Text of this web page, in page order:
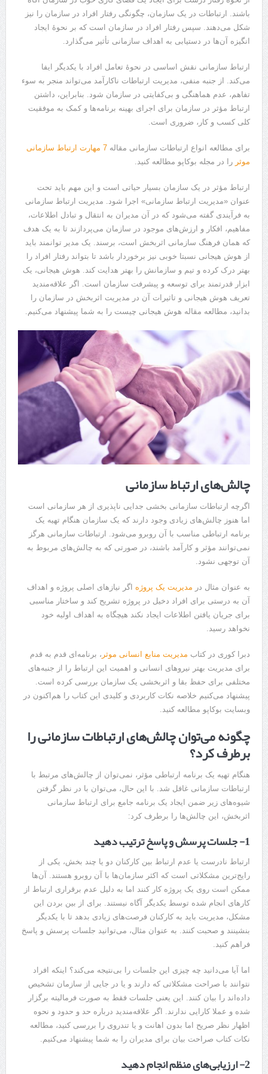
باشند. ارتباطات در یک سازمان، چگونگی رفتار افراد در سازمان را نیز
شکل می‌دهند. سپس رفتار افراد در سازمان است که بر نحوۀ ایجاد
انگیزه آن‌ها در دستیابی به اهداف سازمانی تأثیر می‌گذارد.
ارتباط سازمانی نقش اساسی در نحوۀ تعامل افراد با یکدیگر ایفا
می‌کند. از جنبه منفی، مدیریت ارتباطات ناکارآمد می‌تواند منجر به سوء
تفاهم، عدم هماهنگی و بی‌کفایتی در سازمان شود. بنابراین، داشتن
ارتباط مؤثر در سازمان برای اجرای بهینه برنامه‌ها و کمک به موفقیت
کلی کسب و کار، ضروری است.
برای مطالعه انواع ارتباطات سازمانی مقاله
7 مهارت ارتباط سازمانی
موثر را در مجله بوکاپو مطالعه کنید.
ارتباط مؤثر در یک سازمان بسیار حیاتی است و این مهم باید تحت
عنوان «مدیریت ارتباط سازمانی» اجرا شود. مدیریت ارتباط سازمانی
به فرآیندی گفته می‌شود که در آن مدیران به انتقال و تبادل اطلاعات،
مفاهیم، افکار و ارزش‌های موجود در سازمان می‌پردازند تا به یک هدف
که همان فرهنگ سازمانی اثربخش است، برسند. یک مدیر توانمند باید
از هوش هیجانی نسبتا خوبی نیز برخوردار باشد تا بتواند رفتار افراد را
بهتر درک کرده و تیم و سازمانش را بهتر هدایت کند. هوش هیجانی، یک
ابزار قدرتمند برای توسعه و پیشرفت سازمان است. اگر علاقه‌مندید
تعریف هوش هیجانی و تاثیرات آن در مدیریت اثربخش در سازمان را
بدانید، مطالعه مقاله هوش هیجانی چیست را به شما پیشنهاد می‌کنیم.
چالش‌های ارتباط سازمانی
اگرچه ارتباطات سازمانی بخشی جدایی ناپذیری از هر سازمانی است
اما هنوز چالش‌های زیادی وجود دارند که یک سازمان هنگام تهیه یک
برنامه ارتباطی مناسب با آن روبرو می‌شود. ارتباطات سازمانی هرگز
نمی‌توانند مؤثر و کارآمد باشند، در صورتی که به چالش‌های مربوط به
آن توجهی نشود.
به عنوان مثال در مدیریت یک پروژه اگر نیازهای اصلی پروژه و اهداف
آن به درستی برای افراد دخیل در پروژه تشریح کند و ساختار مناسبی
برای جریان یافتن اطلاعات ایجاد نکند هیچگاه به اهداف اولیه خود
نخواهد رسید.
دبرا کوری در کتاب مدیریت منابع انسانی موثر ، برنامه‌ای قدم به قدم
برای مدیریت بهتر نیروهای انسانی و اهمیت این ارتباط را از جنبه‌های
مختلفی برای حفظ بقا و اثربخشی یک سازمان بررسی کرده ‌است.
پیشنهاد می‌کنیم خلاصه نکات کاربردی و کلیدی این کتاب را هم‌اکنون در
وبسایت بوکاپو مطالعه کنید.
چگونه می‌توان چالش‌های ارتباطات سازمانی را
برطرف کرد؟
هنگام تهیه یک برنامه ارتباطی مؤثر، نمی‌توان از چالش‌های مرتبط با
ارتباطات سازمانی غافل شد. با این حال، می‌توان با در نظر گرفتن
شیوه‌های زیر ضمن ایجاد یک برنامه جامع برای ارتباط سازمانی
اثربخش، این چالش‌ها را برطرف کرد:
1- جلسات پرسش و پاسخ ترتیب دهید
ارتباط نادرست یا عدم ارتباط بین کارکنان دو یا چند بخش، یکی از
رایج‌ترین مشکلاتی است که اکثر سازمان‌ها با آن روبرو هستند. آن‌ها
ممکن است روی یک پروژه کار کنند اما به دلیل عدم برقراری ارتباط از
کارهای انجام شده توسط یکدیگر آگاه نیستند. برای از بین بردن این
مشکل، مدیریت باید به کارکنان فرصت‌های زیادی بدهد تا با یکدیگر
بنشینند و صحبت کنند. به عنوان مثال، می‌توانید جلسات پرسش و پاسخ
فراهم کنید.
اما آیا می‌دانید چه چیزی این جلسات را بی‌نتیجه می‌کند؟ اینکه افراد
نتوانند با صراحت مشکلاتی که دارند و یا در جایی از سازمان تشخیص
داده‌اند را بیان کنند. این یعنی جلسات فقط به صورت فرمالیته برگزار
شده و عملا کارایی ندارند. اگر علاقه‌مندید درباره حد و حدود و نحوه
اظهار نظر صریح اما بدون اهانت و یا تندروی را بررسی کنید، مطالعه
نکات کتاب صراحت بیان برای مدیران را به شما پیشنهاد می‌کنیم.
2- ارزیابی‌های منظم انجام دهید